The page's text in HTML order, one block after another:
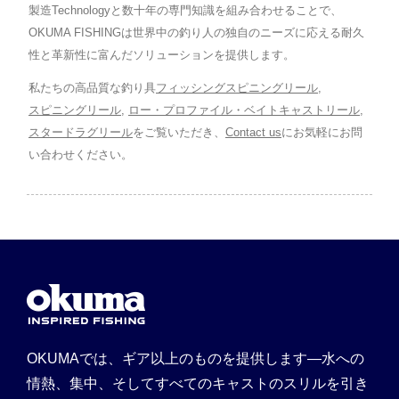
製造Technologyと数十年の専門知識を組み合わせることで、
OKUMA FISHINGは世界中の釣り人の独自のニーズに応える耐久
性と革新性に富んだソリューションを提供します。
私たちの高品質な釣り具フィッシングスピニングリール
スピニングリール
ロー・プロファイル・ベイトキャストリール
スタードラグリールをご覧いただき、 Contact usにお気軽にお問
い合わせください。
OKUMAでは、ギア以上のものを提供します—水への
情熱、集中、そしてすべてのキャストのスリルを引き